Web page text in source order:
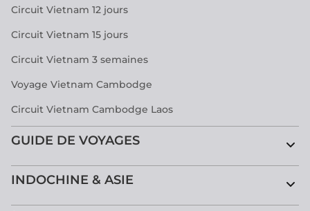
Circuit Vietnam 12 jours
Circuit Vietnam 15 jours
Circuit Vietnam 3 semaines
Voyage Vietnam Cambodge
Circuit Vietnam Cambodge Laos
GUIDE DE VOYAGES
INDOCHINE & ASIE